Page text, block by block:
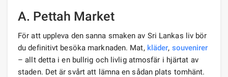
A. Pettah Market
För att uppleva den sanna smaken av Sri Lankas liv bör
du definitivt besöka marknaden. Mat, kläder, souvenirer
– allt detta i en bullrig och livlig atmosfär i hjärtat av
staden. Det är svårt att lämna en sådan plats tomhänt.